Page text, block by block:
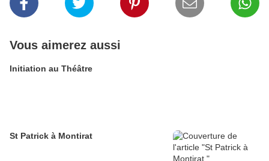
Vous aimerez aussi
Initiation au Théâtre
St Patrick à Montirat